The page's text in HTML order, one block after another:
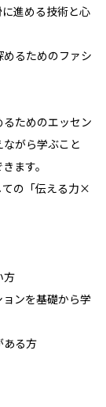
進める技術と心
るためのファシ
ためのエッセン
がら学ぶこと
ます。
の「伝える力×
方
ンを基礎から学
る方